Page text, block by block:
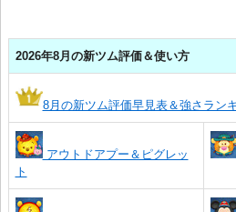
2026年8月の新ツム評価＆使い方
8月の新ツム評価早見表＆強さラン
アウトドアプー＆ピグレッ
ト